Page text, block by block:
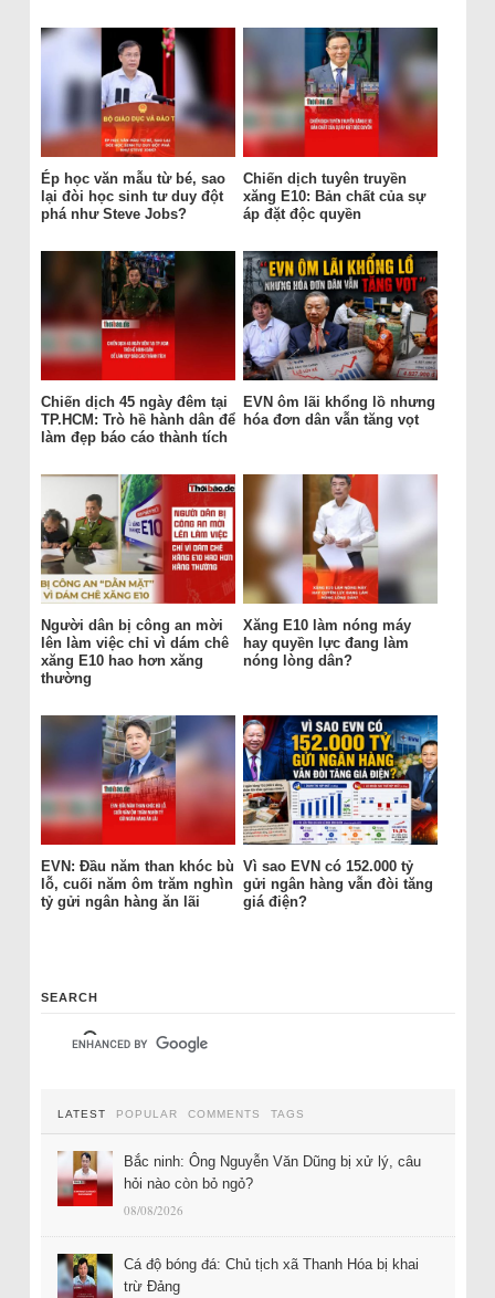
Ép học văn mẫu từ bé, sao
lại đòi học sinh tư duy đột
phá như Steve Jobs?
Chiến dịch tuyên truyền
xăng E10: Bản chất của sự
áp đặt độc quyền
Chiến dịch 45 ngày đêm tại
TP.HCM: Trò hề hành dân để
làm đẹp báo cáo thành tích
EVN ôm lãi khổng lồ nhưng
hóa đơn dân vẫn tăng vọt
Người dân bị công an mời
lên làm việc chỉ vì dám chê
xăng E10 hao hơn xăng
thường
Xăng E10 làm nóng máy
hay quyền lực đang làm
nóng lòng dân?
EVN: Đầu năm than khóc bù
lỗ, cuối năm ôm trăm nghìn
tỷ gửi ngân hàng ăn lãi
Vì sao EVN có 152.000 tỷ
gửi ngân hàng vẫn đòi tăng
giá điện?
SEARCH
LATEST POPULAR COMMENTS TAGS
Bắc ninh: Ông Nguyễn Văn Dũng bị xử lý, câu
hỏi nào còn bỏ ngỏ?
08/08/2026
Cá độ bóng đá: Chủ tịch xã Thanh Hóa bị khai
trừ Đảng